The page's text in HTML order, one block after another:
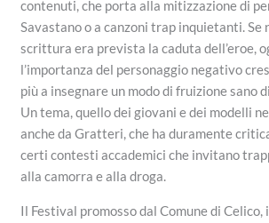
contenuti, che porta alla mitizzazione di
Savastano o a canzoni trap inquietanti. Se
scrittura era prevista la caduta dell’eroe,
l’importanza del personaggio negativo
più a insegnare un modo di fruizione sano
Un tema, quello dei giovani e dei modelli
anche da Gratteri, che ha duramente
certi contesti accademici che invitano
alla camorra e alla droga.
Il Festival promosso dal Comune di